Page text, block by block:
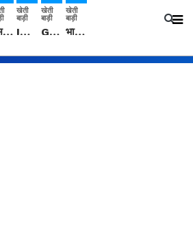
सिरसा: कृषि विज्ञान केंद्र की बैठक में फसल बीमा विधि कारण व कृषि उद्यमिता बढ़ावा देने पर चर्चा
खेती
बाड़ी
IMD: राजस्थान में प्री-मानसून की सामान्य से 74% अधिक बारिश, दस्तक में देरी और मानसून कमजोर रहेगा
खेती
बाड़ी
Guar Ka Rate: ग्वार के भाव में हल्की बढ़ोतरी, बढ़ सकता है बुवाई का रकबा
खेती
बाड़ी
भारत में 29 मई से शुरु होगी प्री-मानसून बारिश, ECMWF विदेशी मौसम एजेंसी का पूर्वानुमान